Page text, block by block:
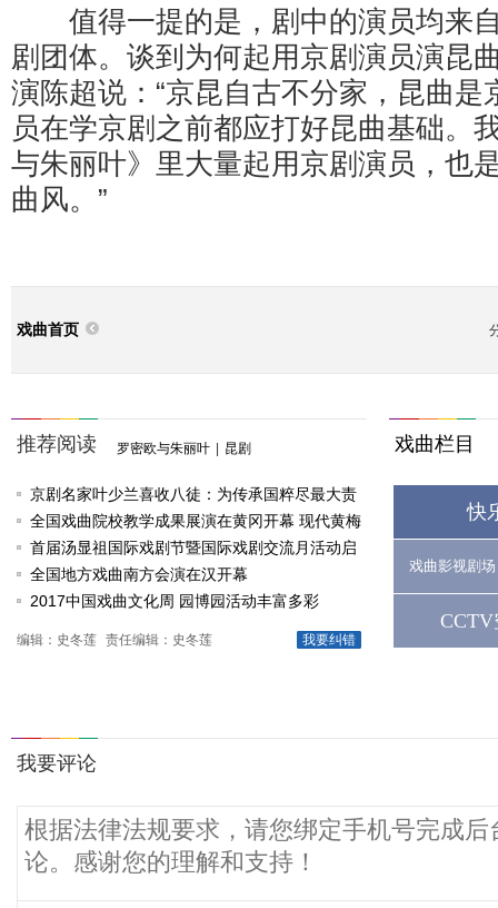
值得一提的是，剧中的演员均来
剧团体。谈到为何起用京剧演员演昆
演陈超说：“京昆自古不分家，昆曲是
员在学京剧之前都应打好昆曲基础。
与朱丽叶》里大量起用京剧演员，也
曲风。”
戏曲首页
推荐阅读 罗密欧与朱丽叶 昆剧
京剧名家叶少兰喜收八徒：为传承国粹尽最大责
任
全国戏曲院校教学成果展演在黄冈开幕 现代黄梅
戏《槐花谣》倾情..
首届汤显祖国际戏剧节暨国际戏剧交流月活动启
动
全国地方戏曲南方会演在汉开幕
2017中国戏曲文化周 园博园活动丰富多彩
我要纠错
编辑：史冬莲 责任编辑：史冬莲
戏曲栏目
快
戏曲影视剧场